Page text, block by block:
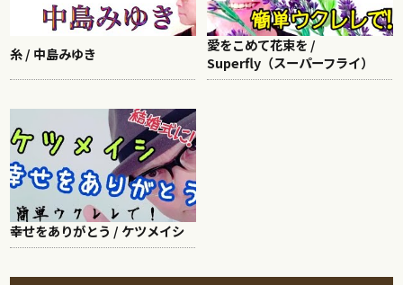
糸 / 中島みゆき
愛をこめて花束を /
Superfly（スーパーフライ）
幸せをありがとう / ケツメイシ